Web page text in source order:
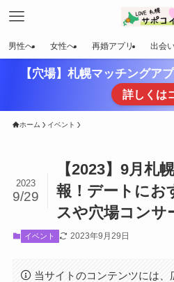
男性へ 女性へ 再婚アプリ 出会
【穴場】札幌マッチングア
詳しくは
ホーム イベント
【2023】9月札
報！デートにお
スや穴場コンサ
2023
9/29
イベント 2023年9月29日
当サイトのコンテンツには、